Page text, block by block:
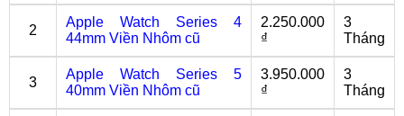
2
Apple Watch Series 4
44mm Viền Nhôm cũ
2.250.000
₫
3
Tháng
3
Apple Watch Series 5
40mm Viền Nhôm cũ
3.950.000
₫
3
Tháng